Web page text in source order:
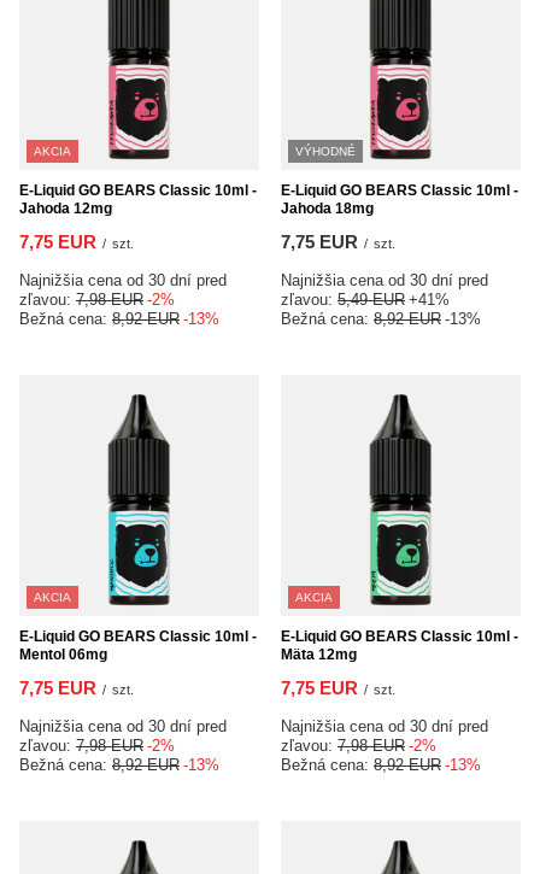
AKCIA
E-Liquid GO BEARS Classic 10ml -
Jahoda 12mg
7,75 EUR / szt.
Najnižšia cena od 30 dní pred
zľavou: 7,98 EUR -2%
Bežná cena: 8,92 EUR -13%
VÝHODNÉ
E-Liquid GO BEARS Classic 10ml -
Jahoda 18mg
7,75 EUR / szt.
Najnižšia cena od 30 dní pred
zľavou: 5,49 EUR +41%
Bežná cena: 8,92 EUR -13%
AKCIA
E-Liquid GO BEARS Classic 10ml -
Mentol 06mg
7,75 EUR / szt.
Najnižšia cena od 30 dní pred
zľavou: 7,98 EUR -2%
Bežná cena: 8,92 EUR -13%
AKCIA
E-Liquid GO BEARS Classic 10ml -
Mäta 12mg
7,75 EUR / szt.
Najnižšia cena od 30 dní pred
zľavou: 7,98 EUR -2%
Bežná cena: 8,92 EUR -13%